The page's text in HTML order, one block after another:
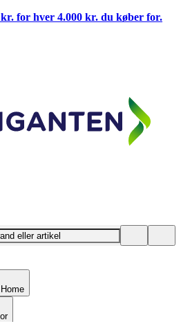
for hver 4.000 kr. du køber for.